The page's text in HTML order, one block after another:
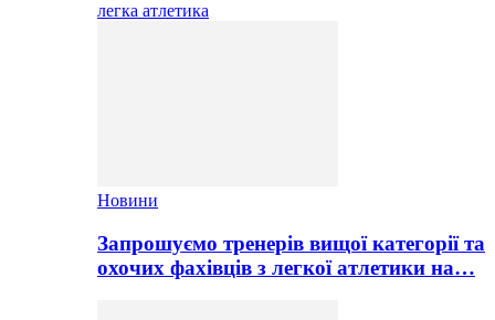
легка атлетика
Новини
Запрошуємо тренерів вищої категорії та
охочих фахівців з легкої атлетики на…